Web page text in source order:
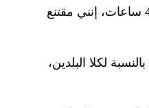
وأضاف الرئيس الأمريكي: “وعلى الرغم من ذلك فهذا الوضع تغير، منذ حوالي 4 ساعات، إنني مقتنع
لكلا البلدين،